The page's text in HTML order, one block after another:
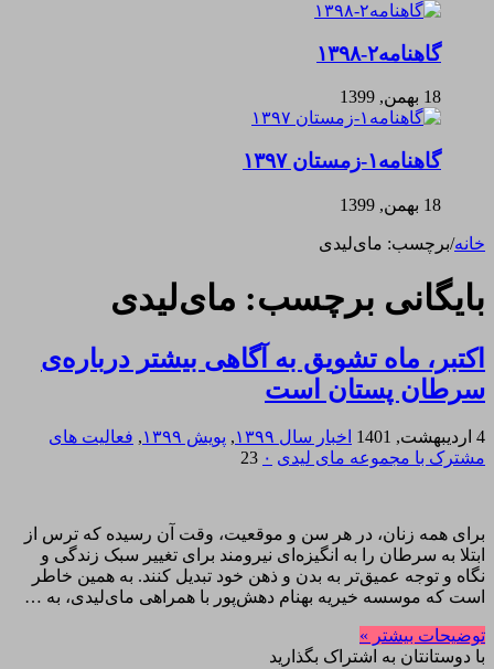
گاهنامه۲-۱۳۹۸
18 بهمن, 1399
گاهنامه۱-زمستان ۱۳۹۷
18 بهمن, 1399
خانه/برچسب: مای‌لیدی
بایگانی برچسب: مای‌لیدی
اکتبر، ماه تشویق به آگاهی بیشتر درباره‌ی
سرطان پستان است
4 اردیبهشت, 1401 اخبار سال ۱۳۹۹ , پویش ۱۳۹۹ , فعالیت های
مشترک با مجموعه مای لیدی ۰ 23
برای همه زنان، در هر سن و موقعیت، وقت آن رسیده که ترس از
ابتلا به سرطان را به انگیزه‌ای نیرومند برای تغییر سبک زندگی و
نگاه و توجه عمیق‌تر به بدن و ذهن خود تبدیل کنند. به همین خاطر
است که موسسه خیریه بهنام دهش‌پور با همراهی مای‌لیدی، به …
توضیحات بیشتر »
با دوستانتان به اشتراک بگذارید